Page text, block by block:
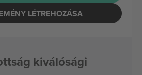
LÉTREHOZÁSA
kiválósági